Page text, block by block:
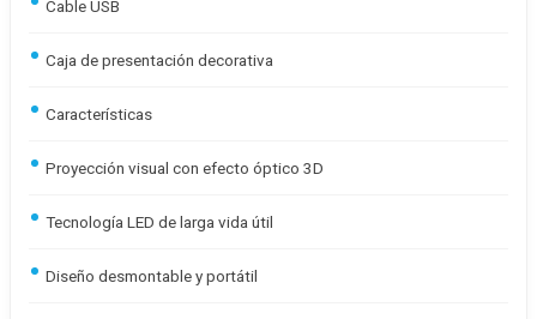
Cable USB
Caja de presentación decorativa
Características
Proyección visual con efecto óptico 3D
Tecnología LED de larga vida útil
Diseño desmontable y portátil